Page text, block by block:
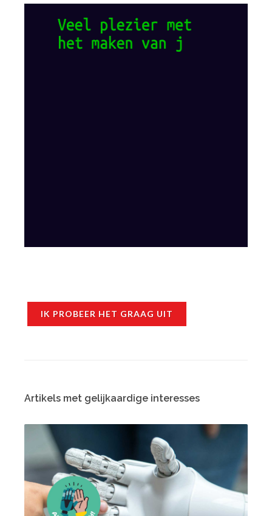
IK PROBEER HET GRAAG UIT
Artikels met gelijkaardige interesses